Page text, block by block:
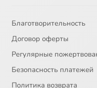
Благотворительность
Договор оферты
Регулярные
Безопасность платежей
Политика возврата